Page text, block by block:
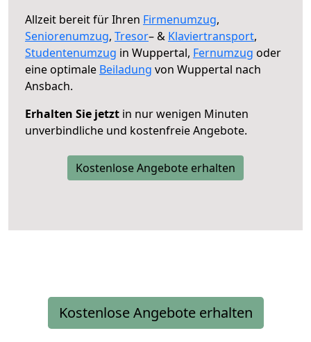
Allzeit bereit für Ihren Firmenumzug,
Seniorenumzug, Tresor– & Klaviertransport,
Studentenumzug in Wuppertal, Fernumzug oder
eine optimale Beiladung von Wuppertal nach
Ansbach.
Erhalten Sie jetzt in nur wenigen Minuten
unverbindliche und kostenfreie Angebote.
Kostenlose Angebote erhalten
Kostenlose Angebote erhalten